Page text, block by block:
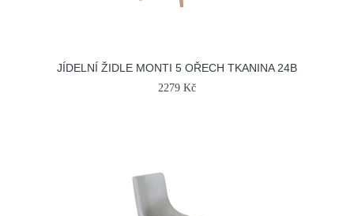
JÍDELNÍ ŽIDLE MONTI 5 OŘECH TKANINA 24B
2279 Kč